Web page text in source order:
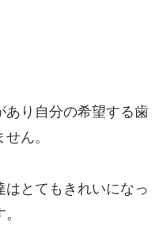
あり自分の希望する歯
ん。
とてもきれいになっ